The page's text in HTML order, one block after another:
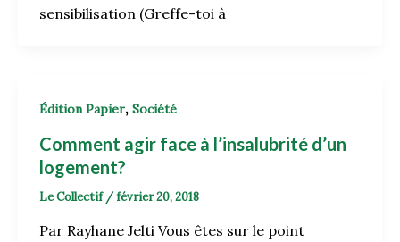
sensibilisation (Greffe-toi à
Édition Papier, Société
Comment agir face à l’insalubrité d’un
logement?
Le Collectif /février 20, 2018
Par Rayhane Jelti Vous êtes sur le point